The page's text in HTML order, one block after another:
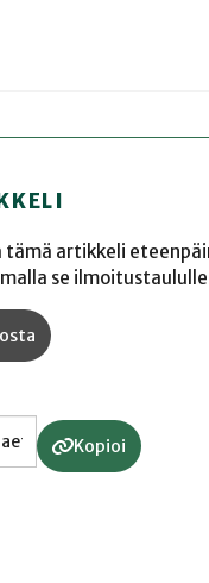
artikkeli
se
Kopioi